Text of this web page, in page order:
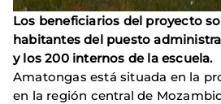
Los beneficiarios del proyecto
habitantes del puesto
y los 200 internos de la escuela.
Amatongas está situada en la
en la región central de